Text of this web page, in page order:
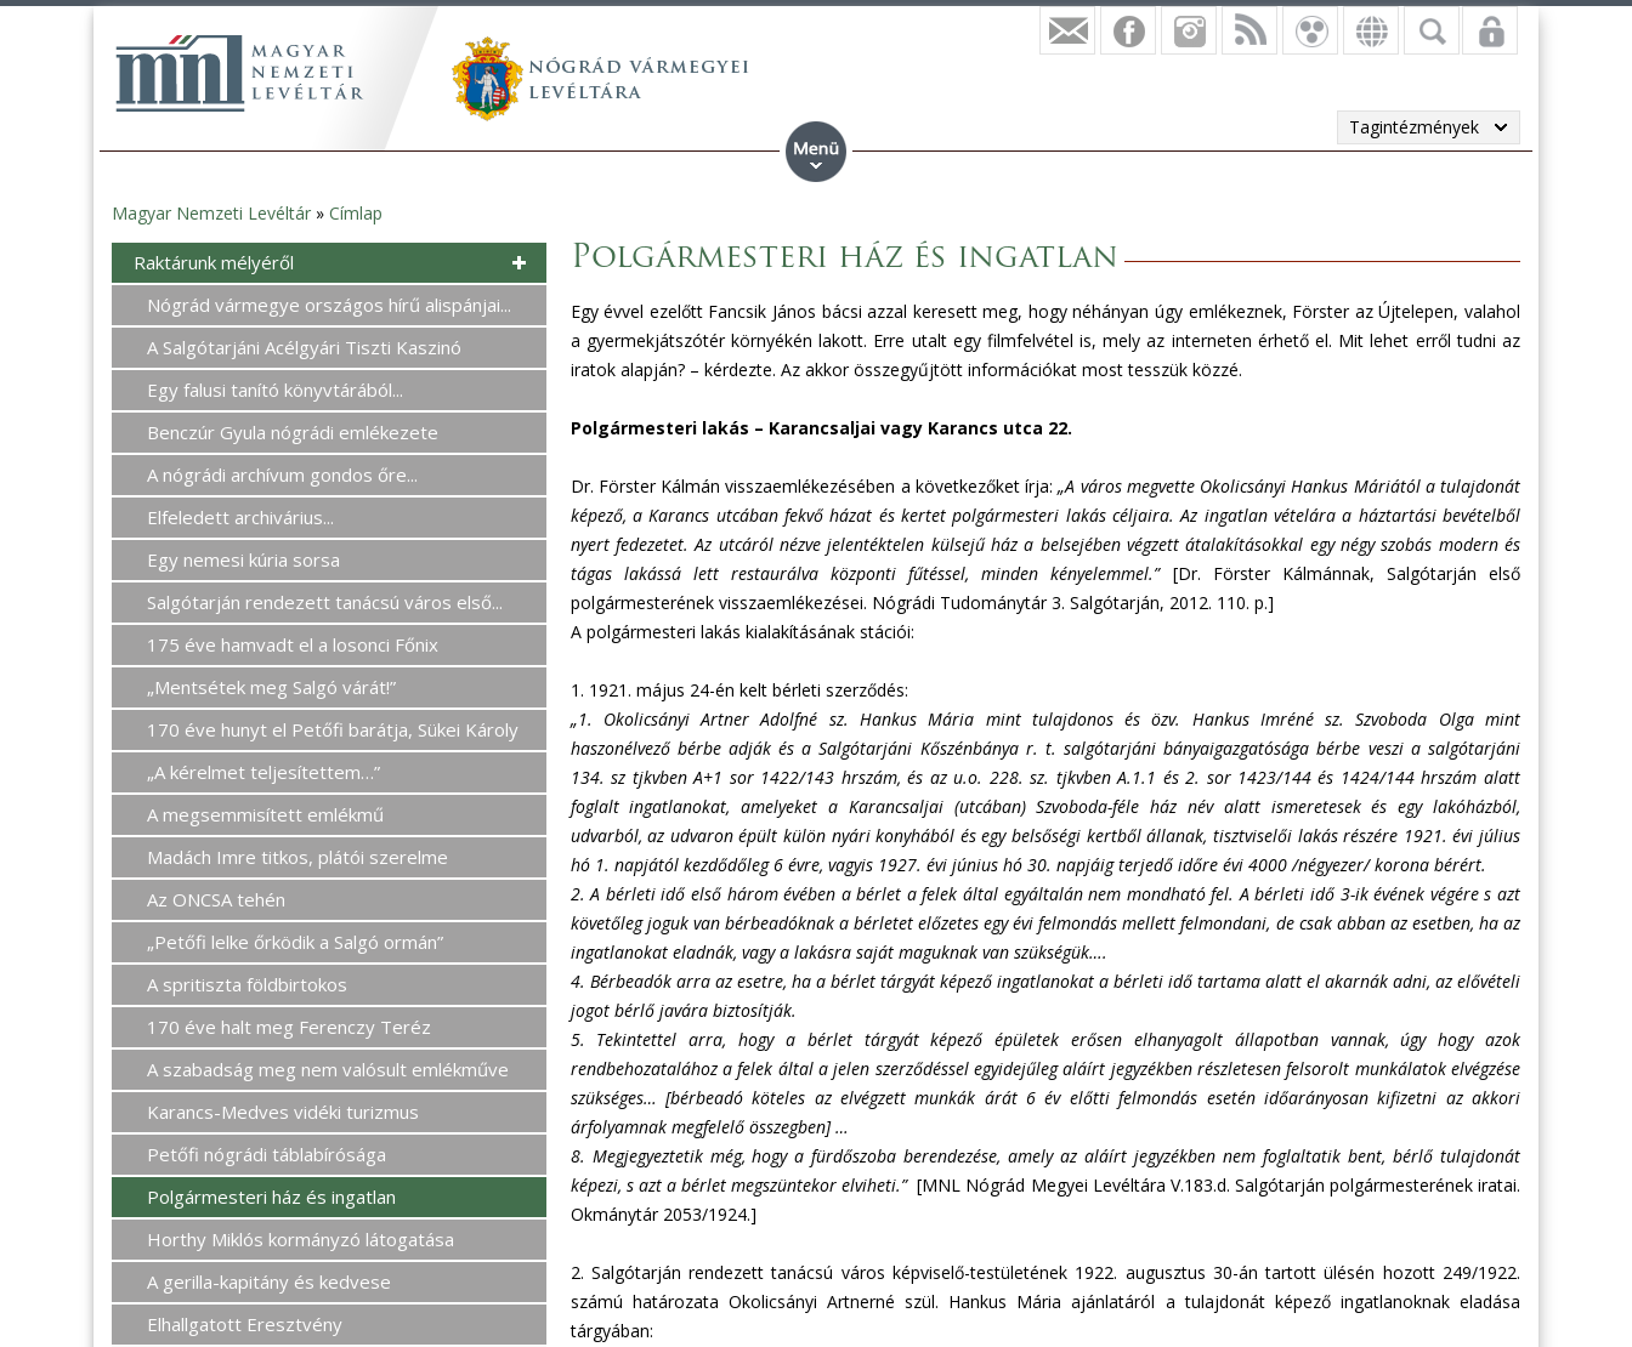
Tagintézmények
Jelenlegi
hely
Magyar Nemzeti Levéltár » Címlap
Polgármesteri ház és ingatlan
Egy évvel ezelőtt Fancsik János bácsi azzal keresett meg, hogy néhányan úgy emlékeznek, Förster az Újtelepen, valahol
a gyermekjátszótér környékén lakott. Erre utalt egy filmfelvétel is, mely az interneten érhető el. Mit lehet erről tudni az
iratok alapján? – kérdezte. Az akkor összegyűjtött információkat most tesszük közzé.
Polgármesteri lakás – Karancsaljai vagy Karancs utca 22.
Dr. Förster Kálmán visszaemlékezésében a következőket írja:„A város megvette Okolicsányi Hankus Máriától a tulajdonát
képező, a Karancs utcában fekvő házat és kertet polgármesteri lakás céljaira. Az ingatlan vételára a háztartási bevételből
nyert fedezetet. Az utcáról nézve jelentéktelen külsejű ház a belsejében végzett átalakításokkal egy négy szobás modern és
tágas lakássá lett restaurálva központi fűtéssel, minden kényelemmel.”[Dr. Förster Kálmánnak, Salgótarján első
polgármesterének visszaemlékezései. Nógrádi Tudománytár 3. Salgótarján, 2012. 110. p.]
A polgármesteri lakás kialakításának stációi:
1. 1921. május 24-én kelt bérleti szerződés:
„1. Okolicsányi Artner Adolfné sz. Hankus Mária mint tulajdonos és özv. Hankus Imréné sz. Szvoboda Olga mint
haszonélvező bérbe adják és a Salgótarjáni Kőszénbánya r. t. salgótarjáni bányaigazgatósága bérbe veszi a salgótarjáni
134. sz tjkvben A+1 sor 1422/143 hrszám, és az u.o. 228. sz. tjkvben A.1.1 és 2. sor 1423/144 és 1424/144 hrszám alatt
foglalt ingatlanokat, amelyeket a Karancsaljai (utcában) Szvoboda-féle ház név alatt ismeretesek és egy lakóházból,
udvarból, az udvaron épült külön nyári konyhából és egy belsőségi kertből állanak, tisztviselői lakás részére 1921. évi július
hó 1. napjától kezdődőleg 6 évre, vagyis 1927. évi június hó 30. napjáig terjedő időre évi 4000 /négyezer/ korona bérért.
2. A bérleti idő első három évében a bérlet a felek által egyáltalán nem mondható fel. A bérleti idő 3-ik évének végére s azt
követőleg joguk van bérbeadóknak a bérletet előzetes egy évi felmondás mellett felmondani, de csak abban az esetben, ha az
ingatlanokat eladnák, vagy a lakásra saját maguknak van szükségük….
4. Bérbeadók arra az esetre, ha a bérlet tárgyát képező ingatlanokat a bérleti idő tartama alatt el akarnák adni, az elővételi
jogot bérlő javára biztosítják.
5. Tekintettel arra, hogy a bérlet tárgyát képező épületek erősen elhanyagolt állapotban vannak, úgy hogy azok
rendbehozatalához a felek által a jelen szerződéssel egyidejűleg aláírt jegyzékben részletesen felsorolt munkálatok elvégzése
szükséges… [bérbeadó köteles az elvégzett munkák árát 6 év előtti felmondás esetén időarányosan kifizetni az akkori
árfolyamnak megfelelő összegben] …
8. Megjegyeztetik még, hogy a fürdőszoba berendezése, amely az aláírt jegyzékben nem foglaltatik bent, bérlő tulajdonát
képezi, s azt a bérlet megszüntekor elviheti.” [MNL Nógrád Megyei Levéltára V.183.d. Salgótarján polgármesterének iratai.
Okmánytár 2053/1924.]
2. Salgótarján rendezett tanácsú város képviselő-testületének 1922. augusztus 30-án tartott ülésén hozott 249/1922.
számú határozata Okolicsányi Artnerné szül. Hankus Mária ajánlatáról a tulajdonát képező ingatlanoknak eladása
tárgyában:
Raktárunk mélyéről
Nógrád vármegye országos hírű alispánjai...
A Salgótarjáni Acélgyári Tiszti Kaszinó
Egy falusi tanító könyvtárából...
Benczúr Gyula nógrádi emlékezete
A nógrádi archívum gondos őre...
Elfeledett archivárius...
Egy nemesi kúria sorsa
Salgótarján rendezett tanácsú város első...
175 éve hamvadt el a losonci Főnix
„Mentsétek meg Salgó várát!”
170 éve hunyt el Petőfi barátja, Sükei Károly
„A kérelmet teljesítettem…”
A megsemmisített emlékmű
Madách Imre titkos, plátói szerelme
Az ONCSA tehén
„Petőfi lelke őrködik a Salgó ormán”
A spritiszta földbirtokos
170 éve halt meg Ferenczy Teréz
A szabadság meg nem valósult emlékműve
Karancs-Medves vidéki turizmus
Petőfi nógrádi táblabírósága
Polgármesteri ház és ingatlan
Horthy Miklós kormányzó látogatása
A gerilla-kapitány és kedvese
Elhallgatott Eresztvény